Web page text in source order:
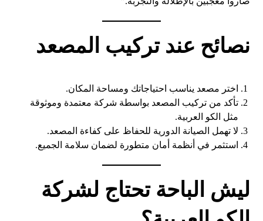
نصائح عند تركيب المصعد
اختر مصعد يناسب احتياجاتك ومساحة المكان.
تأكد من تركيب المصعد بواسطة شركة معتمدة وموثوقة
مثل الكو العربية.
لا تهمل الصيانة الدورية للحفاظ على كفاءة المصعد.
استثمر في أنظمة أمان متطورة لضمان سلامة الجميع.
ليش الباحة تحتاج لشركة